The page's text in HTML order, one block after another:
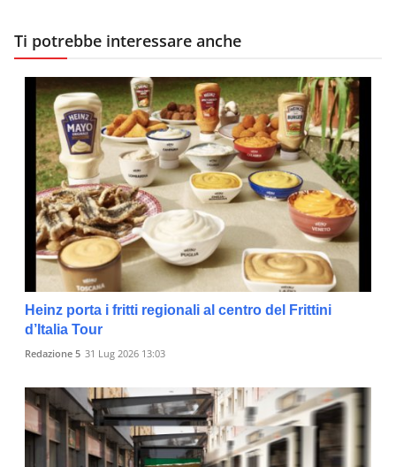
Ti potrebbe interessare anche
Heinz porta i fritti regionali al centro del Frittini
d’Italia Tour
Redazione 5 31 Lug 2026 13:03